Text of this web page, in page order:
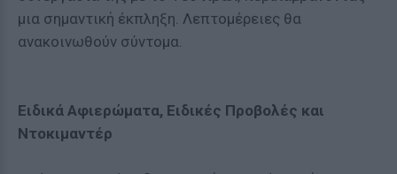
μια σημαντική έκπληξη. Λεπτομέρειες θα
ανακοινωθούν σύντομα.
Ειδικά Αφιερώματα, Ειδικές Προβολές και
Ντοκιμαντέρ